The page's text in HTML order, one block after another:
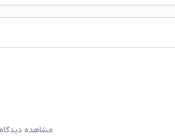
مشاهده